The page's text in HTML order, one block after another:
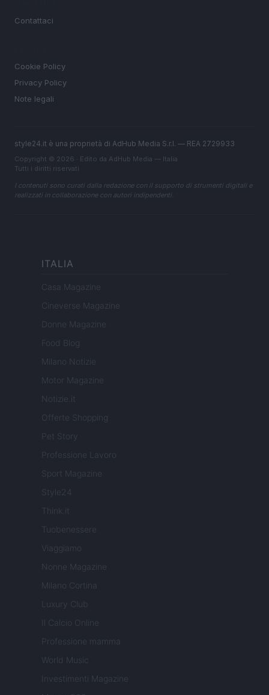
Contattaci
Cookie Policy
Privacy Policy
Note legali
style24.it è una proprietà di AdHub Media S.r.l. — REA 2729933
Copyright © 2026 · Edito da AdHub Media — Italia
Tutti i diritti riservati
I contenuti sono curati dalla redazione con il supporto di strumenti digitali e
realizzati in collaborazione con autori indipendenti.
ITALIA
Casa Magazine
Cineverse Magazine
Donne Magazine
Food Blog
Milano Notizie
Motor Magazine
Notizie.it
Offerte Shopping
Pet Story
Professione Lavoro
Sport Magazine
Style24
Think.it
Tuobenessere
Viaggiamo
Nonne Magazine
Milano Cortina
Luxury Club
Il Calcio Online
Professione mamma
World Music
Investimenti Magazine